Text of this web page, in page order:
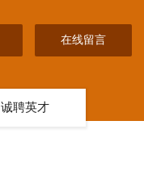
在线留言
诚聘英才